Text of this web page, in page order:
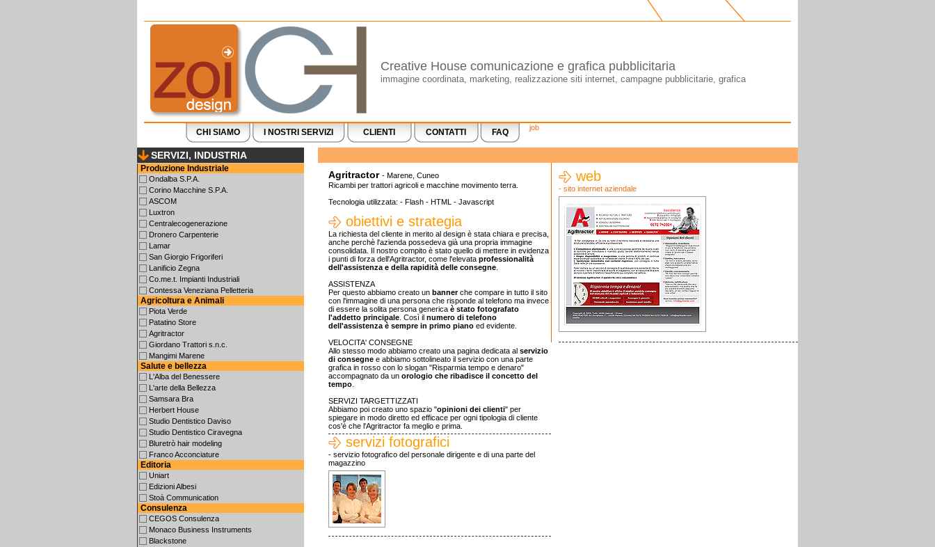
Creative House comunicazione e grafica pubblicitaria
immagine coordinata, marketing, realizzazione siti internet, campagne pubblicitarie, grafica
CHI SIAMO I NOSTRI SERVIZI CLIENTI CONTATTI FAQ job
Agritractor - Marene, Cuneo
Ricambi per trattori agricoli e macchine movimento terra.
Tecnologia utilizzata: - Flash - HTML - Javascript
obiettivi e strategia
La richiesta del cliente in merito al design è stata chiara e precisa,
anche perchè l'azienda possedeva già una propria immagine
consolidata. Il nostro compito è stato quello di mettere in evidenza
i punti di forza dell'Agritractor, come l'elevata professionalità
dell'assistenza e della rapidità delle consegne
ASSISTENZA
Per questo abbiamo creato un bannerche compare in tutto il sito
con l'immagine di una persona che risponde al telefono ma invece
di essere la solita persona generica è stato fotografato
l'addetto principale . Così il numero di telefono
dell'assistenza è sempre in primo piano ed evidente.
VELOCITA' CONSEGNE
Allo stesso modo abbiamo creato una pagina dedicata al servizio
di consegne e abbiamo sottolineato il servizio con una parte
grafica in rosso con lo slogan "Risparmia tempo e denaro"
accompagnato da un orologio che ribadisce il concetto del
tempo
SERVIZI TARGETTIZZATI
Abbiamo poi creato uno spazio "opinioni dei clienti" per
spiegare in modo diretto ed efficace per ogni tipologia di cliente
cos'è che l'Agritractor fa meglio e prima.
servizi fotografici
- servizio fotografico del personale dirigente e di una parte del
magazzino
web
- sito internet aziendale
SERVIZI, INDUSTRIA
Produzione Industriale
Ondalba S.P.A.
Corino Macchine S.P.A.
ASCOM
Luxtron
Centralecogenerazione
Dronero Carpenterie
Lamar
San Giorgio Frigoriferi
Lanificio Zegna
Co.me.t. Impianti Industriali
Contessa Veneziana Pelletteria
Agricoltura e Animali
Piota Verde
Patatino Store
Agritractor
Giordano Trattori s.n.c.
Mangimi Marene
Salute e bellezza
L'Alba del Benessere
L'arte della Bellezza
Samsara Bra
Herbert House
Studio Dentistico Daviso
Studio Dentistico Ciravegna
Bluretrò hair modeling
Franco Acconciature
Editoria
Uniart
Edizioni Albesi
Stoà Communication
Consulenza
CEGOS Consulenza
Monaco Business Instruments
Blackstone